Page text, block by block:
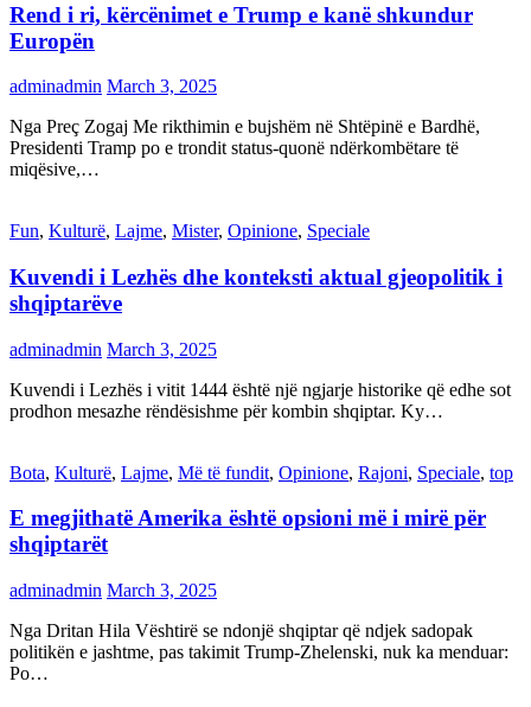
Rend i ri, kërcënimet e Trump e kanë shkundur
Europën
adminadmin March 3, 2025
Nga Preç Zogaj Me rikthimin e bujshëm në Shtëpinë e Bardhë,
Presidenti Tramp po e trondit status-quonë ndërkombëtare të
miqësive,…
Fun, Kulturë, Lajme, Mister, Opinione, Speciale
Kuvendi i Lezhës dhe konteksti aktual gjeopolitik i
shqiptarëve
adminadmin March 3, 2025
Kuvendi i Lezhës i vitit 1444 është një ngjarje historike që edhe sot
prodhon mesazhe rëndësishme për kombin shqiptar. Ky…
Bota, Kulturë, Lajme, Më të fundit, Opinione, Rajoni, Speciale, top
E megjithatë Amerika është opsioni më i mirë për
shqiptarët
adminadmin March 3, 2025
Nga Dritan Hila Vështirë se ndonjë shqiptar që ndjek sadopak
politikën e jashtme, pas takimit Trump-Zhelenski, nuk ka menduar:
Po…